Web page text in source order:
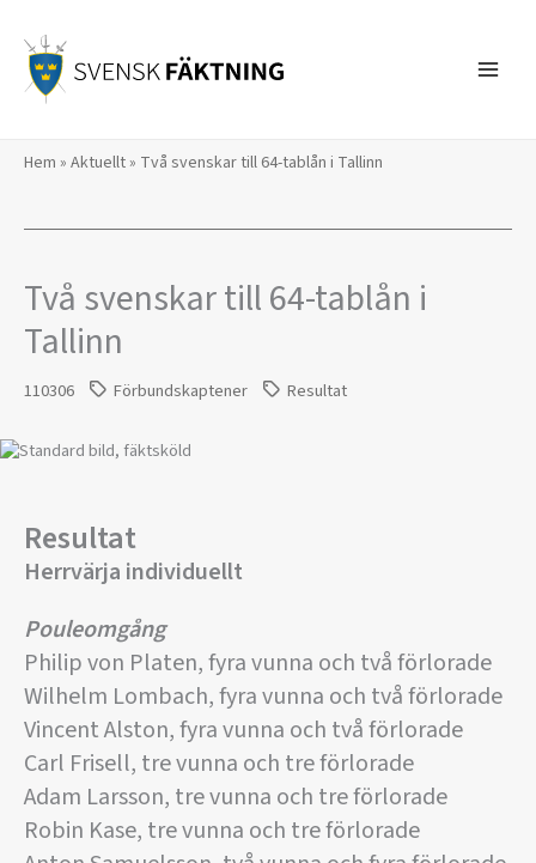
innehåll
Hem » Aktuellt» Två svenskar till 64-tablån i Tallinn
Två svenskar till 64-tablån i
Tallinn
110306 Förbundskaptener Resultat
Resultat
Herrvärja individuellt
Pouleomgång
Philip von Platen, fyra vunna och två förlorade
Wilhelm Lombach, fyra vunna och två förlorade
Vincent Alston, fyra vunna och två förlorade
Carl Frisell, tre vunna och tre förlorade
Adam Larsson, tre vunna och tre förlorade
Robin Kase, tre vunna och tre förlorade